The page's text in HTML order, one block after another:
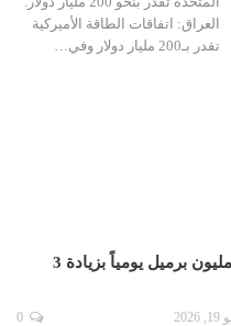
العراق: اتفاقات الطاقة الأميركية
تقدر بـ200 مليار دولار وفي…
صادرات العراق في يوليو تسجل 1.5 مليون برميل يومياً بزيادة 3
2026